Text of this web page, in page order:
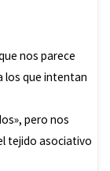
nos parece
los que intentan
pero nos
tejido asociativo